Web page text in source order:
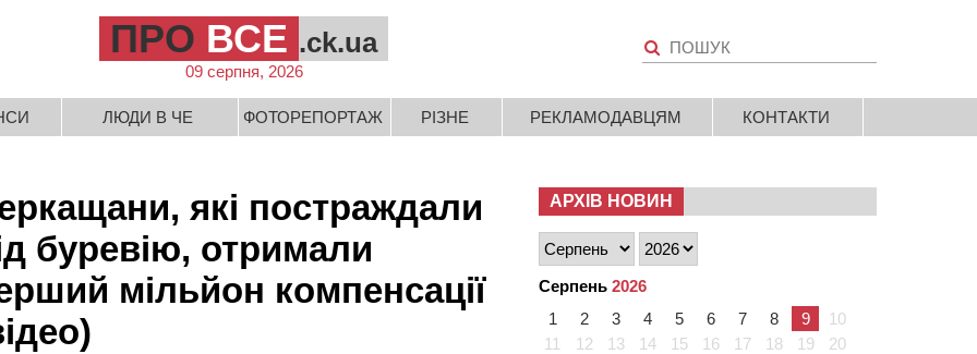
ПРО ВСЕ .ck.ua
09 серпня, 2026
ЛЮДИ В ЧЕ ФОТОРЕПОРТАЖ РІЗНЕ РЕКЛАМОДАВЦЯМ КОНТАКТИ
які постраждали
буревію, отримали
мільйон компенсації
АРХІВ НОВИН
Серпень 2026
1
2 3 4 5 6 7 8 9
10
11
12 13 14 15 16 17 18 19
20